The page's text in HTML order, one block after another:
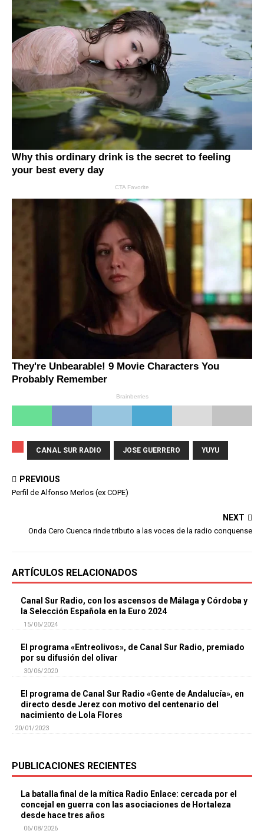
CANAL SUR RADIO JOSE GUERRERO YUYU
PREVIOUS
Perfil de Alfonso Merlos (ex COPE)
NEXT
Onda Cero Cuenca rinde tributo a las voces de la radio conquense
ARTÍCULOS RELACIONADOS
Canal Sur Radio, con los ascensos de Málaga y Córdoba y
la Selección Española en la Euro 2024
15/06/2024
El programa «Entreolivos», de Canal Sur Radio, premiado
por su difusión del olivar
30/06/2020
El programa de Canal Sur Radio «Gente de Andalucía», en
directo desde Jerez con motivo del centenario del
nacimiento de Lola Flores
20/01/2023
PUBLICACIONES RECIENTES
La batalla final de la mítica Radio Enlace: cercada por el
concejal en guerra con las asociaciones de Hortaleza
desde hace tres años
06/08/2026